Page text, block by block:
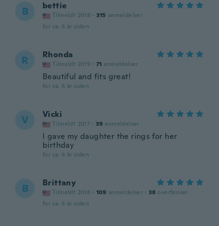
B bettie
Tilmeldt 2018 · 315 anmeldelser
for ca. 6 år siden
R Rhonda
Tilmeldt 2019 · 71 anmeldelser
Beautiful and fits great!
for ca. 6 år siden
V Vicki
Tilmeldt 2017 · 39 anmeldelser
I gave my daughter the rings for her
birthday
for ca. 6 år siden
B Brittany
Tilmeldt 2018 · 109 anmeldelser · 38 overførsler
for ca. 6 år siden